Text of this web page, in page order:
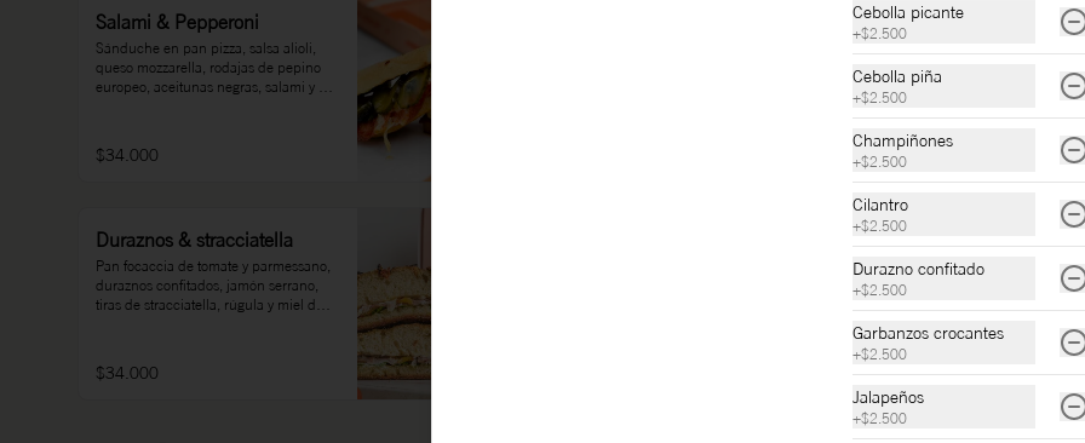
Salami & Pepperoni
Sánduche en pan pizza, salsa alioli,
queso mozzarella, rodajas de pepino
europeo, aceitunas negras, salami y
$34.000
Duraznos & stracciatella
Pan focaccia de tomate y parmessano,
duraznos confitados, jamón serrano,
tiras de stracciatella, rúgula y miel de
$34.000
Cebolla picante
+$2.500
Cebolla piña
+$2.500
Champiñones
+$2.500
Cilantro
+$2.500
Durazno confitado
+$2.500
Garbanzos crocantes
+$2.500
Jalapeños
+$2.500